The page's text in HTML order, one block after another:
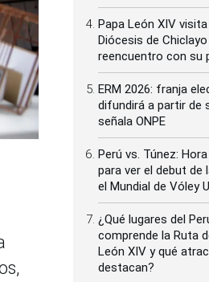
Papa León XIV
Diócesis de
reencuentro con su
ERM 2026: franja
difundirá a partir de
señala ONPE
Perú vs. Túnez:
para ver el debut de
el Mundial de Vóley
¿Qué lugares del
comprende la Ruta
León XIV y qué
destacan?